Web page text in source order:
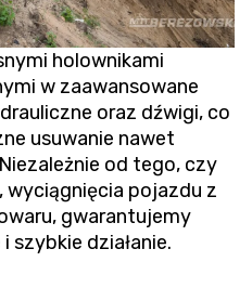
holownikami
w zaawansowane
oraz dźwigi, co
usuwanie nawet
od tego, czy
wyciągnięcia pojazdu z
gwarantujemy
szybkie działanie.